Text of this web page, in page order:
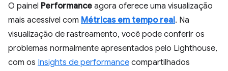
O painel Performance agora oferece uma visualização
mais acessível com Métricas em tempo real. Na
visualização de rastreamento, você pode conferir os
problemas normalmente apresentados pelo Lighthouse,
com os Insights de performance compartilhados